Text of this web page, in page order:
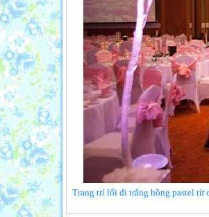
Trang trí lối đi trắng hồng pastel từ